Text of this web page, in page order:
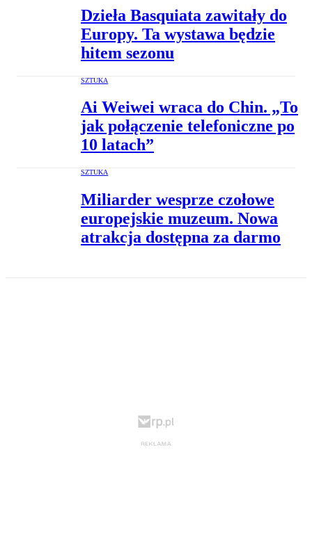
Dzieła Basquiata zawitały do
Europy. Ta wystawa będzie
hitem sezonu
SZTUKA
Ai Weiwei wraca do Chin. „To
jak połączenie telefoniczne po
10 latach”
SZTUKA
Miliarder wesprze czołowe
europejskie muzeum. Nowa
atrakcja dostępna za darmo